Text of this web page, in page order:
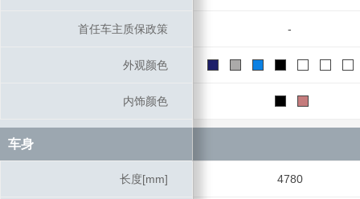
首任车主质保政策 -
外观颜色
内饰颜色
车身
长度[mm] 4780
首任车主质保政策
外观颜色
内饰颜色
车身
长度[mm]